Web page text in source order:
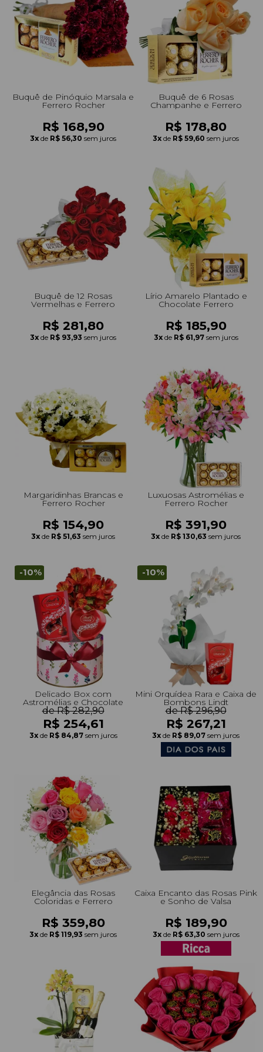
+Presentes com Flores
+Presentes por Ocasião
+Presentes para Família
+Presentes para Todos
+Tipo de Cesta
+Tipos de Buquês
+Tipos de Arranjos
+Tipos de Flores
+Por Cores
+Cidades do Sul
+Cidades do Sudeste
+Cidades do Norte
+Cidades do Nordeste
Buquê de Pinóquio Marsala e
Ferrero Rocher
R$ 168,90
3x de R$ 56,30 sem juros
Buquê de 6 Rosas
Champanhe e Ferrero
R$ 178,80
3x de R$ 59,60 sem juros
Buquê de 12 Rosas
Vermelhas e Ferrero
R$ 281,80
3x de R$ 93,93 sem juros
Lírio Amarelo Plantado e
Chocolate Ferrero
R$ 185,90
3x de R$ 61,97 sem juros
Margaridinhas Brancas e
Ferrero Rocher
R$ 154,90
3x de R$ 51,63 sem juros
Luxuosas Astromélias e
Ferrero Rocher
R$ 391,90
3x de R$ 130,63 sem juros
-10%
Delicado Box com
Astromélias e Chocolate
de R$ 282,90
R$ 254,61
3x de R$ 84,87 sem juros
-10%
Mini Orquídea Rara e Caixa de
Bombons Lindt
de R$ 296,90
R$ 267,21
3x de R$ 89,07 sem juros
Elegância das Rosas
Coloridas e Ferrero
R$ 359,80
3x de R$ 119,93 sem juros
Caixa Encanto das Rosas Pink
e Sonho de Valsa
R$ 189,90
3x de R$ 63,30 sem juros